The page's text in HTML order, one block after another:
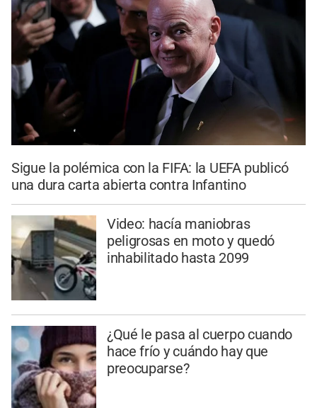
Sigue la polémica con la FIFA: la UEFA publicó
una dura carta abierta contra Infantino
Video: hacía maniobras
peligrosas en moto y quedó
inhabilitado hasta 2099
¿Qué le pasa al cuerpo cuando
hace frío y cuándo hay que
preocuparse?